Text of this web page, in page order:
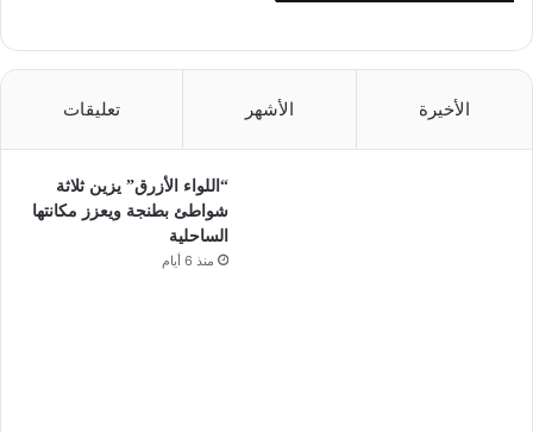
الأخيرة الأشهر تعليقات
“اللواء الأزرق” يزين ثلاثة
شواطئ بطنجة ويعزز مكانتها
الساحلية
منذ 6 أيام